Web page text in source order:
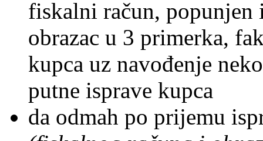
fiskalni račun, popunjen
obrazac u 3 primerka,
kupca uz navođenje
putne isprave kupca
da odmah po prijemu